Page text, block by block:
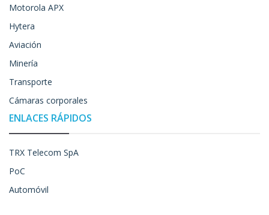
Motorola APX
Hytera
Aviación
Minería
Transporte
Cámaras corporales
ENLACES RÁPIDOS
TRX Telecom SpA
PoC
Automóvil